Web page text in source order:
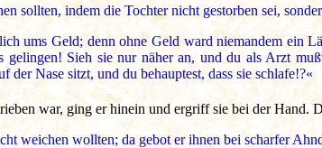
sollten, indem die Tochter nicht gestorben sei,
ums Geld; denn ohne Geld ward niemandem ein
Sieh sie nur näher an, und du als Arzt
der Nase sitzt, und du behauptest, dass sie schlafe!?«
war, ging er hinein und ergriff sie bei der Hand.
weichen wollten; da gebot er ihnen bei scharfer